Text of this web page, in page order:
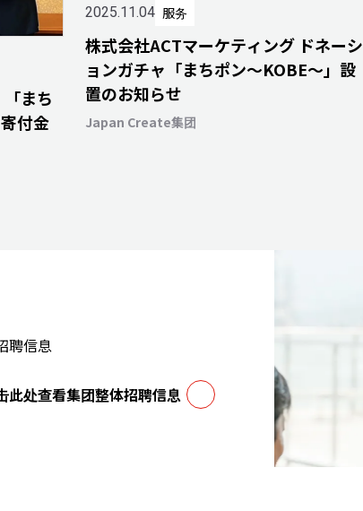
まち
付金
2025.11.04 服务
株式会社ACTマーケティング ドネーシ
ョンガチャ「まちポン～KOBE～」設
置のお知らせ
Japan Create集团
聘信息
此处查看集团整体招聘信息